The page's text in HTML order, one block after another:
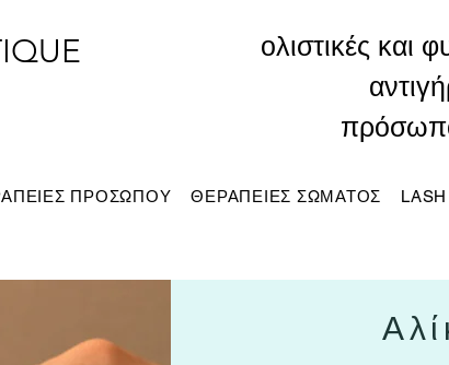
ολιστικές και
ΠΡΟΣΩΠΟΥ ΘΕΡΑΠΕΙΕΣ ΣΩΜΑΤΟΣ